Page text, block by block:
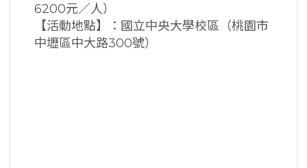
6200元／人）
【活動地點】：國立中央大學校區（桃園市
中壢區中大路300號）